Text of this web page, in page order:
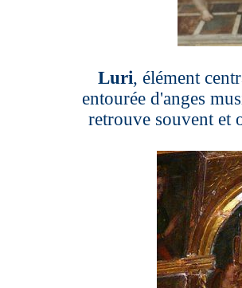
Luri, élément
entourée d'anges
retrouve souvent et